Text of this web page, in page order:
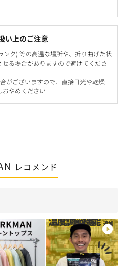
い上のご注意
ンク) 等の高温な場所や、折り曲げた状
る場合がありますので避けてくださ
がございますので、直接日光や乾燥
やめください
レコメンド